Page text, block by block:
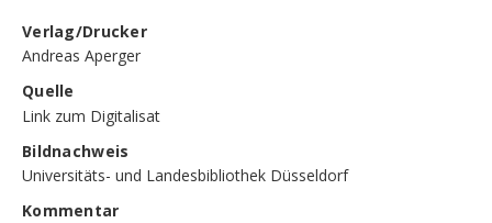
Verlag/Drucker
Andreas Aperger
Quelle
Link zum Digitalisat
Bildnachweis
Universitäts- und Landesbibliothek Düsseldorf
Kommentar